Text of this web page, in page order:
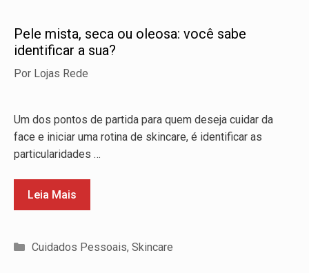
Pele mista, seca ou oleosa: você sabe
identificar a sua?
Por Lojas Rede
Um dos pontos de partida para quem deseja cuidar da
face e iniciar uma rotina de skincare, é identificar as
particularidades …
Leia Mais
Categorias
Cuidados Pessoais, Skincare